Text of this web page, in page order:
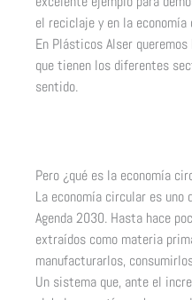
el reciclaje y en la
En Plásticos Alser
que tienen los diferentes
sentido.
Pero ¿qué es la economía
La economía circular es uno
Agenda 2030. Hasta hace
extraídos como materia
manufacturarlos,
Un sistema que, ante el